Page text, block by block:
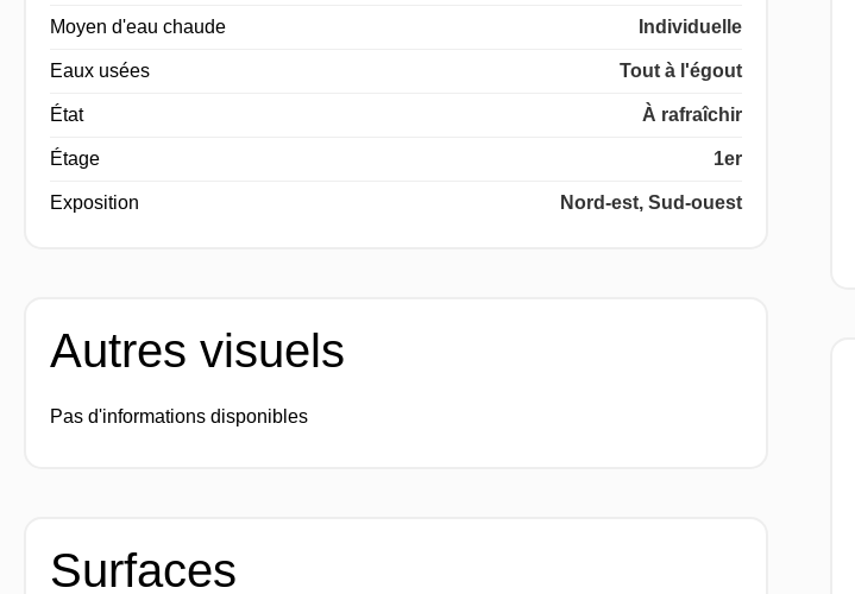
Moyen d'eau chaude Individuelle
Eaux usées Tout à l'égout
État À rafraîchir
Étage 1er
Exposition Nord-est, Sud-ouest
Autres visuels
Pas d'informations disponibles
Surfaces